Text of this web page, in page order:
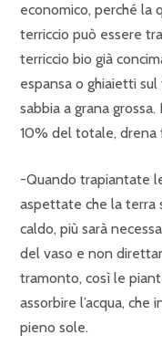
economico, perché la
terriccio può essere
terriccio bio già
espansa o ghiaietti
sabbia a grana
10% del totale, drena
-Quando trapiantate
aspettate che la terra
caldo, più sarà
del vaso e non
tramonto, così le
assorbire l’acqua,
pieno sole.